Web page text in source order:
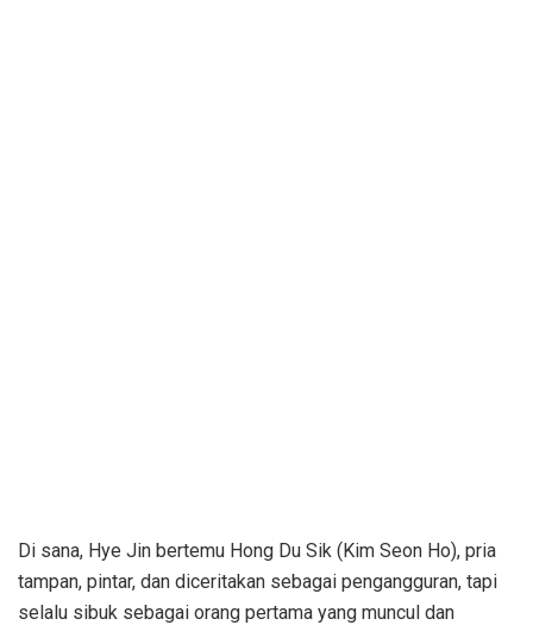
Di sana, Hye Jin bertemu Hong Du Sik (Kim Seon Ho), pria
tampan, pintar, dan diceritakan sebagai pengangguran, tapi
selalu sibuk sebagai orang pertama yang muncul dan